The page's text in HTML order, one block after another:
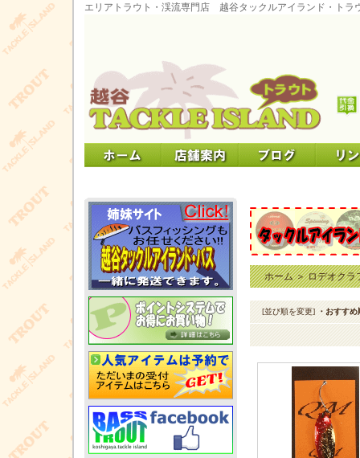
エリアトラウト・渓流専門店 越谷タックルアイランド・トラ
ホーム＞ロデオクラ
[並び順を変更] ・おすすめ